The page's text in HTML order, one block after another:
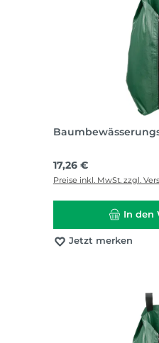
Regulärer Preis:
17,26 €
Preise inkl. MwSt. zzgl.
In den
Jetzt merken